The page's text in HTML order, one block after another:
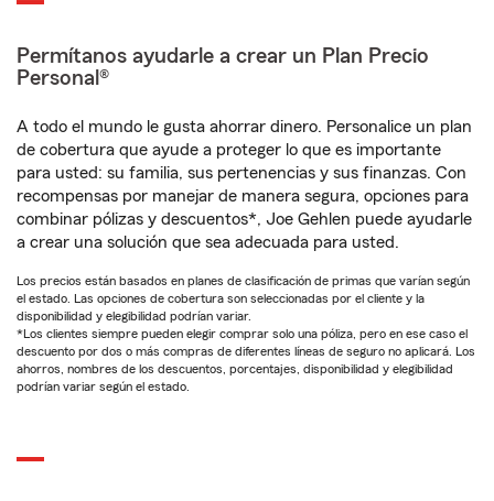
Permítanos ayudarle a crear un Plan Precio
Personal®
A todo el mundo le gusta ahorrar dinero. Personalice un plan
de cobertura que ayude a proteger lo que es importante
para usted: su familia, sus pertenencias y sus finanzas. Con
recompensas por manejar de manera segura, opciones para
combinar pólizas y descuentos*, Joe Gehlen puede ayudarle
a crear una solución que sea adecuada para usted.
Los precios están basados en planes de clasificación de primas que varían según
el estado. Las opciones de cobertura son seleccionadas por el cliente y la
disponibilidad y elegibilidad podrían variar.
*Los clientes siempre pueden elegir comprar solo una póliza, pero en ese caso el
descuento por dos o más compras de diferentes líneas de seguro no aplicará. Los
ahorros, nombres de los descuentos, porcentajes, disponibilidad y elegibilidad
podrían variar según el estado.